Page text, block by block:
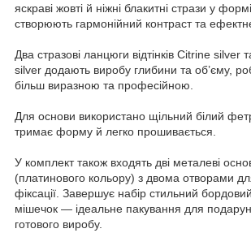
яскраві жовті й ніжні блакитні стрази у
створюють гармонійний контраст та
Два стразові ланцюги відтінків Citrine
silver додають виробу глибини та об’єму,
більш виразною та професійною.
Для основи використано щільний білий
тримає форму й легко прошивається.
У комплект також входять дві металеві
(платинового кольору) з двома отворами
фіксації. Завершує набір стильний
мішечок — ідеальне пакування для
готового виробу.